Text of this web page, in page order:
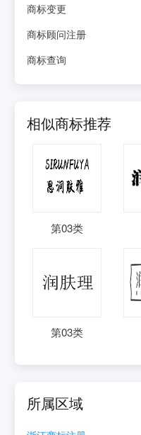
商标变更
商标顾问注册
商标查询
相似商标推荐
第03类
第03类
所属区域